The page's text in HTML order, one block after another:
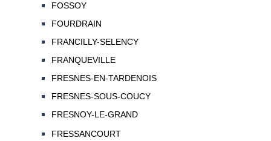
FOSSOY
FOURDRAIN
FRANCILLY-SELENCY
FRANQUEVILLE
FRESNES-EN-TARDENOIS
FRESNES-SOUS-COUCY
FRESNOY-LE-GRAND
FRESSANCOURT